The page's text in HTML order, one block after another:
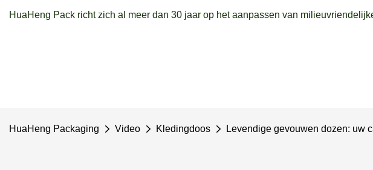
HuaHeng Pack richt zich al meer dan 30 jaar op het aanpassen van
HuaHeng Packaging Video Kledingdoos Levendige gevouwen dozen: uw